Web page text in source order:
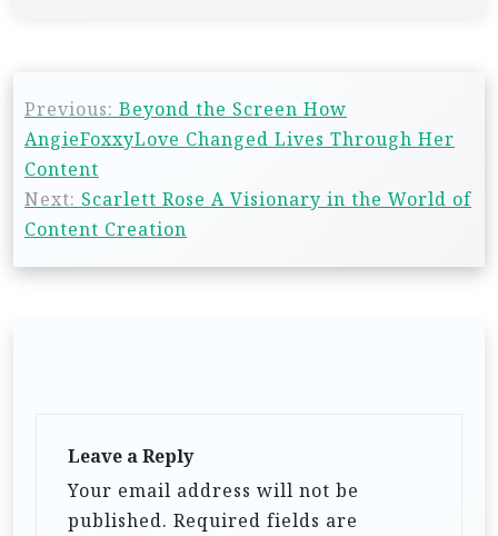
Previous: Beyond the Screen How
AngieFoxxyLove Changed Lives Through Her
Content
Next: Scarlett Rose A Visionary in the World of
Content Creation
Leave a Reply
Your email address will not be
published. Required fields are